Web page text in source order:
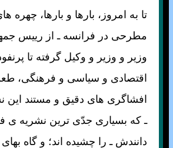
تا به امروز، بارها و بارها، چهره
مطرحی در فرانسه ـ از رييس
وزير و وزير و وکيل گرفته تا
اقتصادی و سياسی و فرهنگی،
افشاگری های دقيق و مستند اين
ـ که بسياری جدّی ترين نشريه ی
دانندش ـ را چشيده اند؛ و گاه